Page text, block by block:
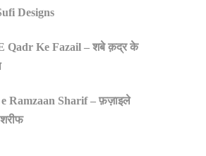
Designs
Qadr Ke Fazail – शबे क़द्र के
Ramzaan Sharif – फ़ज़ाइले